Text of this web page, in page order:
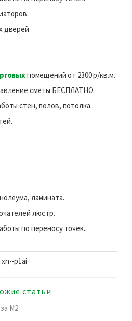
дверей.
помещений от 2300 р/кв.м.
сметы БЕСПЛАТНО.
стен, полов, потолка.
ламината.
люстр.
по переносу точек.
p1ai
статьи
М2